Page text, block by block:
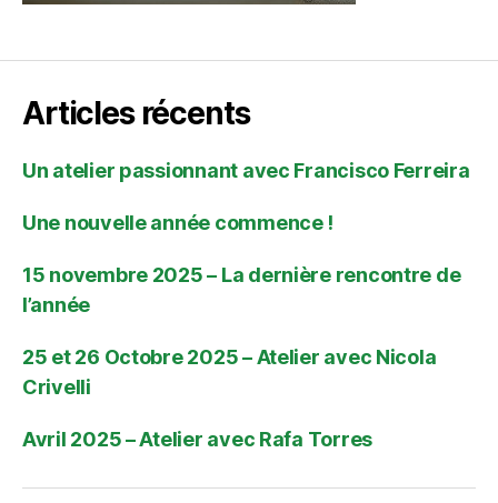
Articles récents
Un atelier passionnant avec Francisco Ferreira
Une nouvelle année commence !
15 novembre 2025 – La dernière rencontre de
l’année
25 et 26 Octobre 2025 – Atelier avec Nicola
Crivelli
Avril 2025 – Atelier avec Rafa Torres